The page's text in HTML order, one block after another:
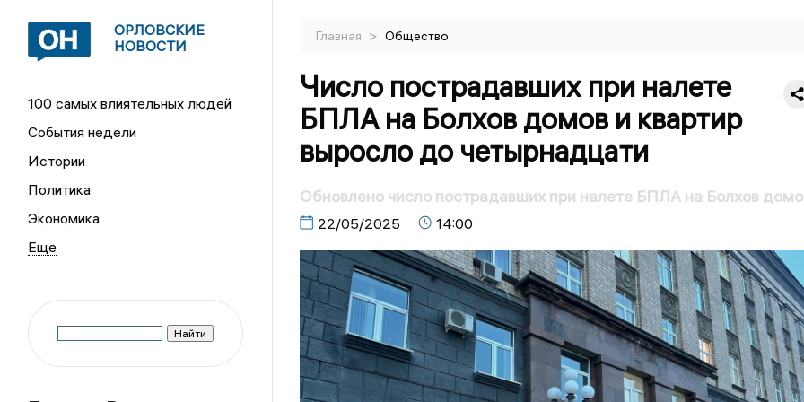
ОРЛОВСКИЕ
НОВОСТИ
100 самых влиятельных людей
События недели
Истории
Политика
Экономика
Главная > Общество
Число пострадавших при налете
БПЛА на Болхов домов и квартир
выросло до четырнадцати
Обновлено число пострадавших при налете БПЛА на Болхов
22/05/2025 14:00